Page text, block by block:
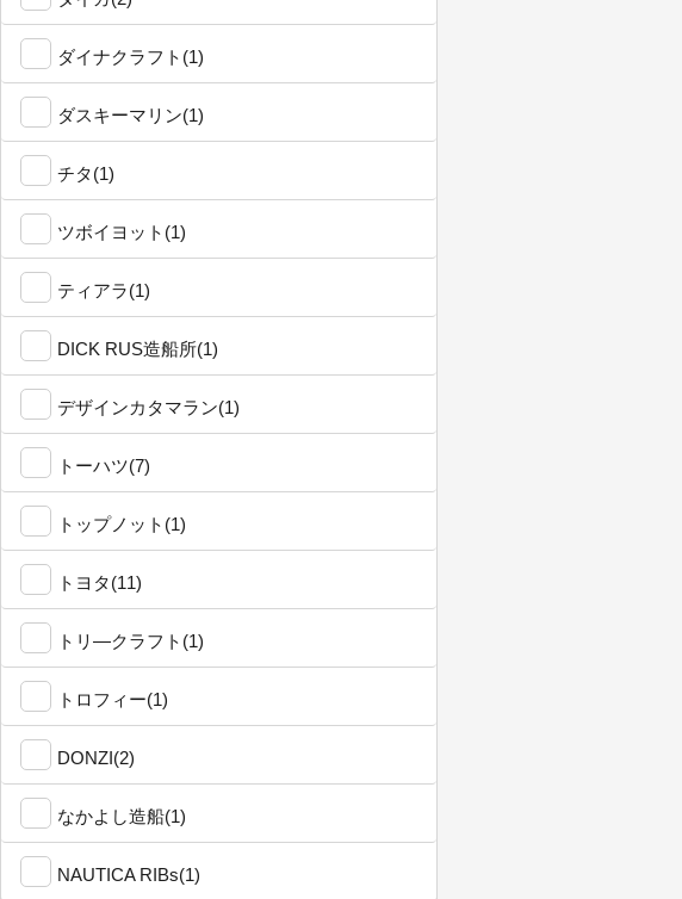
ダイナクラフト(1)
ダスキーマリン(1)
チタ(1)
ツボイヨット(1)
ティアラ(1)
DICK RUS造船所(1)
デザインカタマラン(1)
トーハツ(7)
トップノット(1)
トヨタ(11)
トリ―クラフト(1)
トロフィー(1)
DONZI(2)
なかよし造船(1)
NAUTICA RIBs(1)